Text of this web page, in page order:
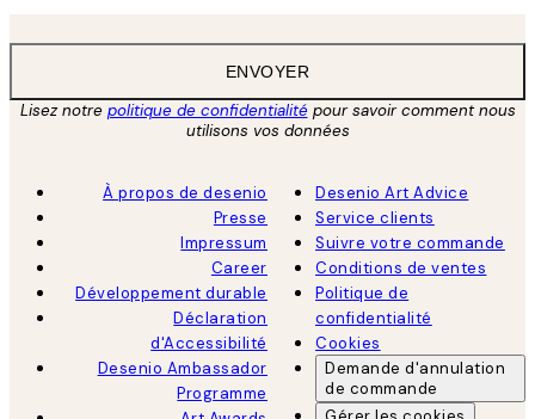
ENVOYER
Lisez notre politique de confidentialitépour savoir comment nous
utilisons vos données
À propos de desenio
Presse
Impressum
Career
Développement durable
Déclaration
d'Accessibilité
Desenio Ambassador
Programme
Desenio Art Advice
Service clients
Suivre votre commande
Conditions de ventes
Politique de
confidentialité
Cookies
Demande d'annulation
de commande